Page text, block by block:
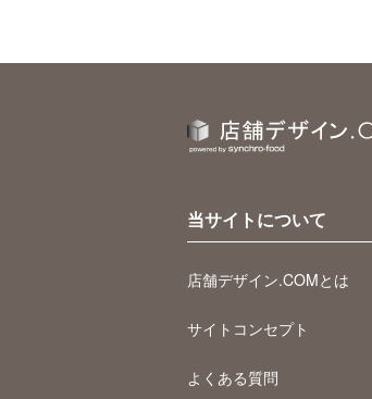
当サイトについて
店舗デザイン.COMとは
サイトコンセプト
よくある質問